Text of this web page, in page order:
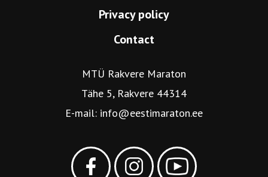
Privacy policy
Contact
MTÜ Rakvere Maraton
Tähe 5, Rakvere 44314
E-mail: info@eestimaraton.ee